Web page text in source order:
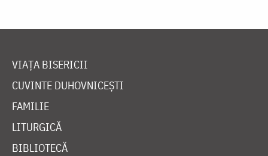
VIAȚA BISERICII
CUVINTE DUHOVNICEȘTI
FAMILIE
LITURGICĂ
BIBLIOTECĂ